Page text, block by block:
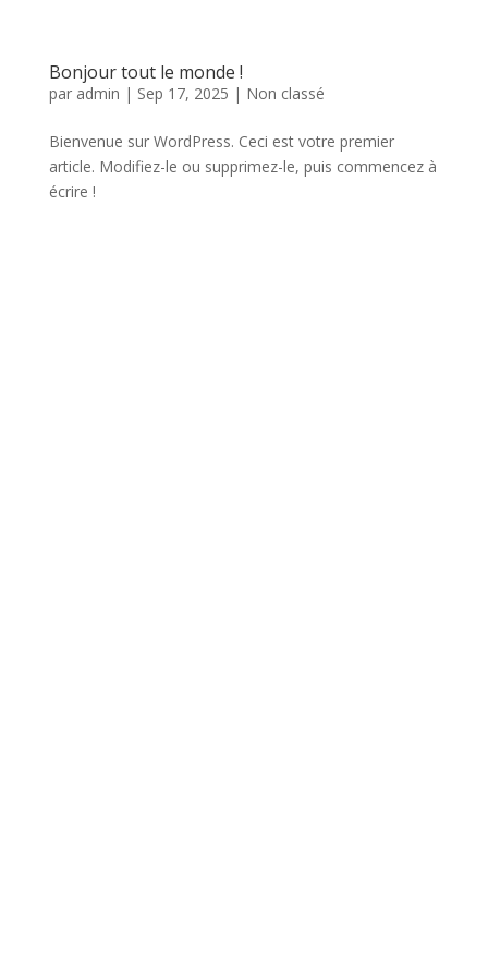
Bonjour tout le monde !
par admin | Sep 17, 2025 | Non classé
Bienvenue sur WordPress. Ceci est votre premier
article. Modifiez-le ou supprimez-le, puis commencez à
écrire !